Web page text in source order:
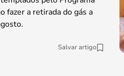
fazer a retirada do gás a
Salvar artigo